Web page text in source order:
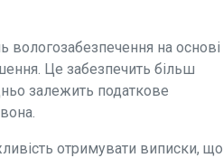
вологозабезпечення на основі
Це забезпечить більш
залежить податкове
отримувати виписки, що